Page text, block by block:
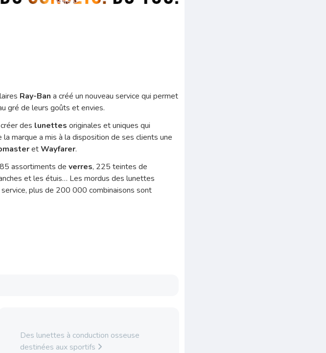
Ray-Ban a créé un nouveau service qui permet
gré de leurs goûts et envies.
des lunettes originales et uniques qui
marque a mis à la disposition de ses clients une
etWayfarer.
assortiments deverres, 225 teintes de
et les étuis… Les mordus des lunettes
plus de 200 000 combinaisons sont
Des lunettes à conduction osseuse
destinées aux sportifs